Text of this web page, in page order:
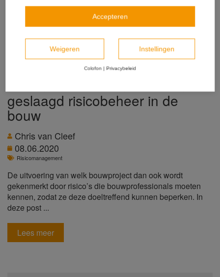
geslaagd risicobeheer in de
bouw
Chris van Cleef
08.06.2020
Risicomanagement
De uitvoering van welk bouwproject dan ook wordt
gekenmerkt door risico’s die bouwprofessionals moeten
kennen, zodat ze deze doeltreffend kunnen beperken. In
deze post ...
Lees meer
Accepteren
Weigeren Instellingen
Colofon | Privacybeleid